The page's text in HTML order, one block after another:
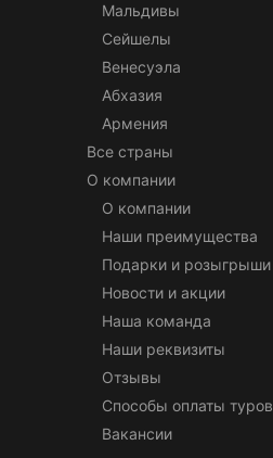
Мальдивы
Сейшелы
Венесуэла
Абхазия
Армения
Все страны
О компании
О компании
Наши преимущества
Подарки и розыгрыши
Новости и акции
Наша команда
Наши реквизиты
Отзывы
Способы оплаты туров
Вакансии